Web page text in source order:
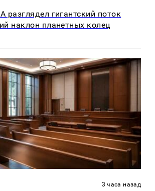
разглядел гигантский поток
наклон планетных колец
3 часа назад